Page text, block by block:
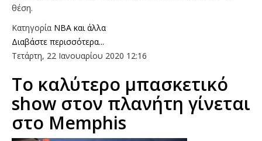
θέση.
Κατηγορία NBA και άλλα
Διαβάστε περισσότερα...
Τετάρτη, 22 Ιανουαρίου 2020 12:16
Το καλύτερο μπασκετικό
show στον πλανήτη γίνεται
στο Memphis